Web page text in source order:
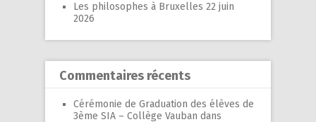
Les philosophes à Bruxelles 22 juin
2026
Commentaires récents
Cérémonie de Graduation des élèves de
3ème SIA – Collège Vauban dans